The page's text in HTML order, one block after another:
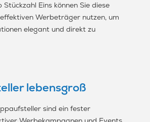
Eins können Sie diese
Werbeträger nutzen, um
elegant und direkt zu
lebensgroß
sind ein fester